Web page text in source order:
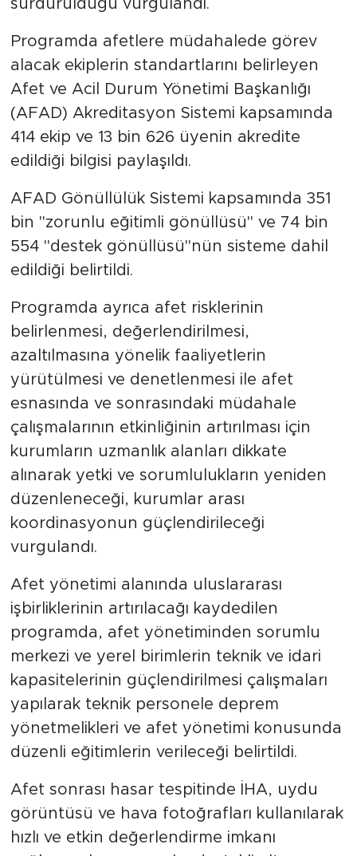
sürdürüldüğü vurgulandı.
Programda afetlere müdahalede görev
alacak ekiplerin standartlarını belirleyen
Afet ve Acil Durum Yönetimi Başkanlığı
(AFAD) Akreditasyon Sistemi kapsamında
414 ekip ve 13 bin 626 üyenin akredite
edildiği bilgisi paylaşıldı.
AFAD Gönüllülük Sistemi kapsamında 351
bin "zorunlu eğitimli gönüllüsü" ve 74 bin
554 "destek gönüllüsü"nün sisteme dahil
edildiği belirtildi.
Programda ayrıca afet risklerinin
belirlenmesi, değerlendirilmesi,
azaltılmasına yönelik faaliyetlerin
yürütülmesi ve denetlenmesi ile afet
esnasında ve sonrasındaki müdahale
çalışmalarının etkinliğinin artırılması için
kurumların uzmanlık alanları dikkate
alınarak yetki ve sorumlulukların yeniden
düzenleneceği, kurumlar arası
koordinasyonun güçlendirileceği
vurgulandı.
Afet yönetimi alanında uluslararası
işbirliklerinin artırılacağı kaydedilen
programda, afet yönetiminden sorumlu
merkezi ve yerel birimlerin teknik ve idari
kapasitelerinin güçlendirilmesi çalışmaları
yapılarak teknik personele deprem
yönetmelikleri ve afet yönetimi konusunda
düzenli eğitimlerin verileceği belirtildi.
Afet sonrası hasar tespitinde İHA, uydu
görüntüsü ve hava fotoğrafları kullanılarak
hızlı ve etkin değerlendirme imkanı